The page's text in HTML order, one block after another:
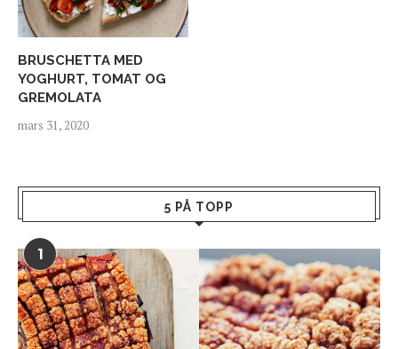
BRUSCHETTA MED
YOGHURT, TOMAT OG
GREMOLATA
mars 31, 2020
5 PÅ TOPP
1